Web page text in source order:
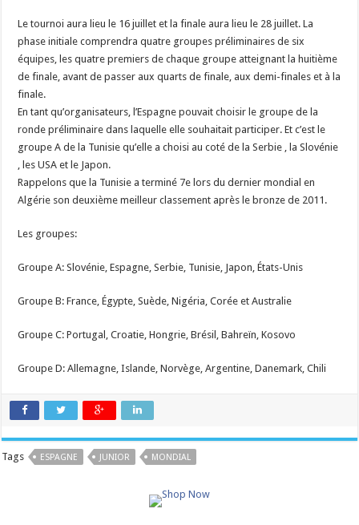
Le tournoi aura lieu le 16 juillet et la finale aura lieu le 28 juillet. La
phase initiale comprendra quatre groupes préliminaires de six
équipes, les quatre premiers de chaque groupe atteignant la huitième
de finale, avant de passer aux quarts de finale, aux demi-finales et à la
finale.
En tant qu’organisateurs, l’Espagne pouvait choisir le groupe de la
ronde préliminaire dans laquelle elle souhaitait participer. Et c’est le
groupe A de la Tunisie qu’elle a choisi au coté de la Serbie , la Slovénie
, les USA et le Japon.
Rappelons que la Tunisie a terminé 7e lors du dernier mondial en
Algérie son deuxième meilleur classement après le bronze de 2011.
Les groupes:
Groupe A: Slovénie, Espagne, Serbie, Tunisie, Japon, États-Unis
Groupe B: France, Égypte, Suède, Nigéria, Corée et Australie
Groupe C: Portugal, Croatie, Hongrie, Brésil, Bahreïn, Kosovo
Groupe D: Allemagne, Islande, Norvège, Argentine, Danemark, Chili
Tags ESPAGNE JUNIOR MONDIAL